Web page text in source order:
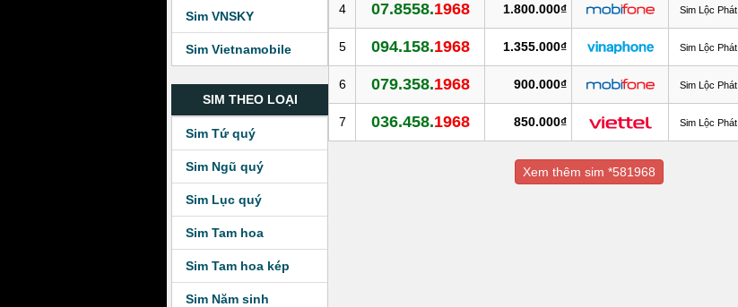
Sim VNSKY
Sim Vietnamobile
SIM THEO LOẠI
Sim Tứ quý
Sim Ngũ quý
Sim Lục quý
Sim Tam hoa
Sim Tam hoa kép
Sim Năm sinh
4 07.8558.1968 1.800.000₫ Sim Lộc Phát
5 094.158.1968 1.355.000₫ Sim Lộc Phát
6 079.358.1968 900.000₫ Sim Lộc Phát
7 036.458.1968 850.000₫ Sim Lộc Phát
Xem thêm sim *581968